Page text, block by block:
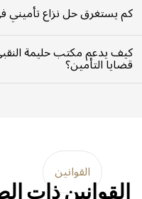
ورد في عقود التأمين.
كم يستغرق حل نزاع تأميني
تختلف المدة حسب تعقيد القضية؛
أسابيع، قد تستغرق القضايا
كيف يدعم مكتب حليمة
قضايا التأمين؟
نُراجع محافظ التأمين، ونُقيّم
القوانين
القوانين ذات